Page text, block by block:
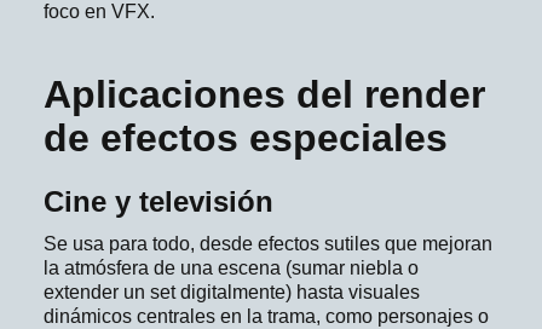
foco en VFX.
Aplicaciones del render
de efectos especiales
Cine y televisión
Se usa para todo, desde efectos sutiles que mejoran
la atmósfera de una escena (sumar niebla o
extender un set digitalmente) hasta visuales
dinámicos centrales en la trama, como personajes o